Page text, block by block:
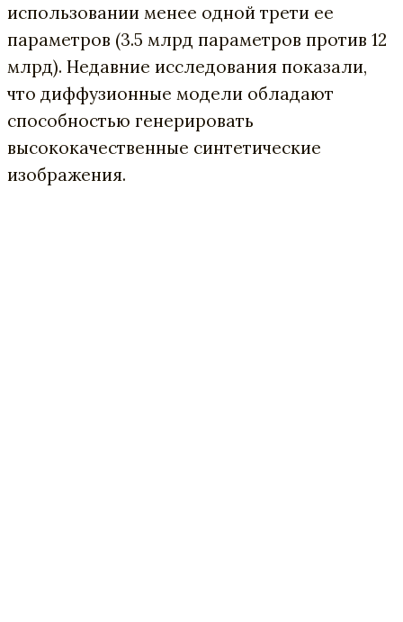
использовании менее одной трети ее
параметров (3.5 млрд параметров против 12
млрд). Недавние исследования показали,
что диффузионные модели обладают
способностью генерировать
высококачественные синтетические
изображения.